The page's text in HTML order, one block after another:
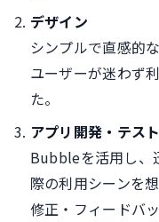
デザイン
シンプルで直感的
ユーザーが迷わず
た。
アプリ開発・テスト
Bubbleを活用し、
際の利用シーンを
修正・フィードバ